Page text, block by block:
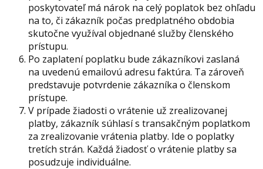
poskytovateľ má nárok na celý poplatok bez ohľadu
na to, či zákazník počas predplatného obdobia
skutočne využíval objednané služby členského
prístupu.
Po zaplatení poplatku bude zákazníkovi zaslaná
na uvedenú emailovú adresu faktúra. Ta zároveň
predstavuje potvrdenie zákazníka o členskom
prístupe.
V prípade žiadosti o vrátenie už zrealizovanej
platby, zákazník súhlasí s transakčným poplatkom
za zrealizovanie vrátenia platby. Ide o poplatky
tretích strán. Každá žiadosť o vrátenie platby sa
posudzuje individuálne.